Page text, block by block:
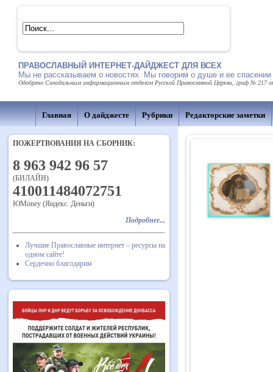
ПРАВОСЛАВНЫЙ ИНТЕРНЕТ-ДАЙДЖЕСТ ДЛЯ ВСЕХ
Мы не рассказываем о новостях. Мы говорим о душе и ее спасении
Одобрено Синодальным информационным отделом Русской Православной Церкви, гриф № 217
Главная О дайджесте Рубрики Редакторские заметки
ПОЖЕРТВОВАНИЯ НА СБОРНИК:
8 963 942 96 57
(БИЛАЙН)
410011484072751
ЮMoney (Яндекс. Деньги)
Подробнее...
Лучшие Православные интернет – ресурсы на
одном сайте!
Сердечно благодарим